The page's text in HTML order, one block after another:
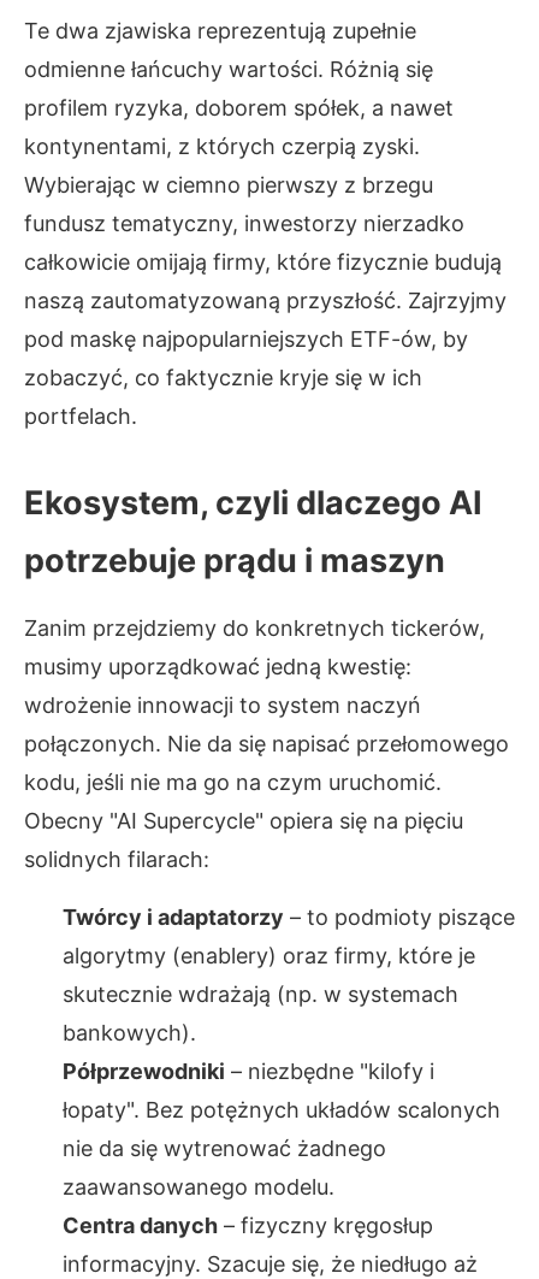
Te dwa zjawiska reprezentują zupełnie
odmienne łańcuchy wartości. Różnią się
profilem ryzyka, doborem spółek, a nawet
kontynentami, z których czerpią zyski.
Wybierając w ciemno pierwszy z brzegu
fundusz tematyczny, inwestorzy nierzadko
całkowicie omijają firmy, które fizycznie budują
naszą zautomatyzowaną przyszłość. Zajrzyjmy
pod maskę najpopularniejszych ETF-ów, by
zobaczyć, co faktycznie kryje się w ich
portfelach.
Ekosystem, czyli dlaczego AI
potrzebuje prądu i maszyn
Zanim przejdziemy do konkretnych tickerów,
musimy uporządkować jedną kwestię:
wdrożenie innowacji to system naczyń
połączonych. Nie da się napisać przełomowego
kodu, jeśli nie ma go na czym uruchomić.
Obecny "AI Supercycle" opiera się na pięciu
solidnych filarach:
Twórcy i adaptatorzy – to podmioty piszące
algorytmy (enablery) oraz firmy, które je
skutecznie wdrażają (np. w systemach
bankowych).
Półprzewodniki – niezbędne "kilofy i
łopaty". Bez potężnych układów scalonych
nie da się wytrenować żadnego
zaawansowanego modelu.
Centra danych – fizyczny kręgosłup
informacyjny. Szacuje się, że niedługo aż